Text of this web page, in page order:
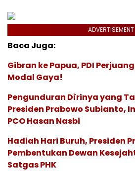
ADVERTISEMENT
Baca Juga:
Gibran ke Papua, PDI
Modal Gaya!
Pengunduran Dìrinya yang
Presiden Prabowo Subianto,
PCO Hasan Nasbi
Hadiah Hari Buruh, Presiden
Pembentukan Dewan
Satgas PHK